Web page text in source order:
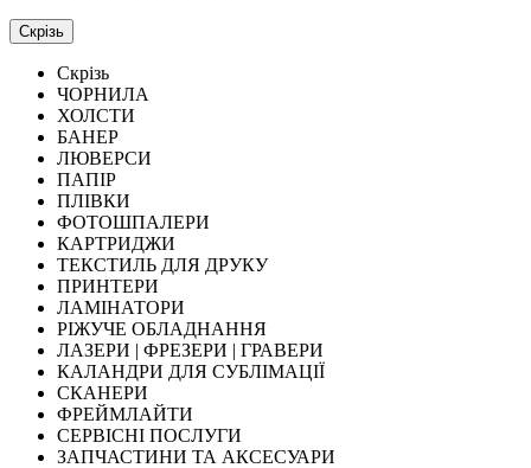
Скрізь
Скрізь
ЧОРНИЛА
ХОЛСТИ
БАНЕР
ЛЮВЕРСИ
ПАПІР
ПЛІВКИ
ФОТОШПАЛЕРИ
КАРТРИДЖИ
ТЕКСТИЛЬ ДЛЯ ДРУКУ
ПРИНТЕРИ
ЛАМІНАТОРИ
РІЖУЧЕ ОБЛАДНАННЯ
ЛАЗЕРИ | ФРЕЗЕРИ | ГРАВЕРИ
КАЛАНДРИ ДЛЯ СУБЛІМАЦІЇ
СКАНЕРИ
ФРЕЙМЛАЙТИ
СЕРВІСНІ ПОСЛУГИ
ЗАПЧАСТИНИ ТА АКСЕСУАРИ